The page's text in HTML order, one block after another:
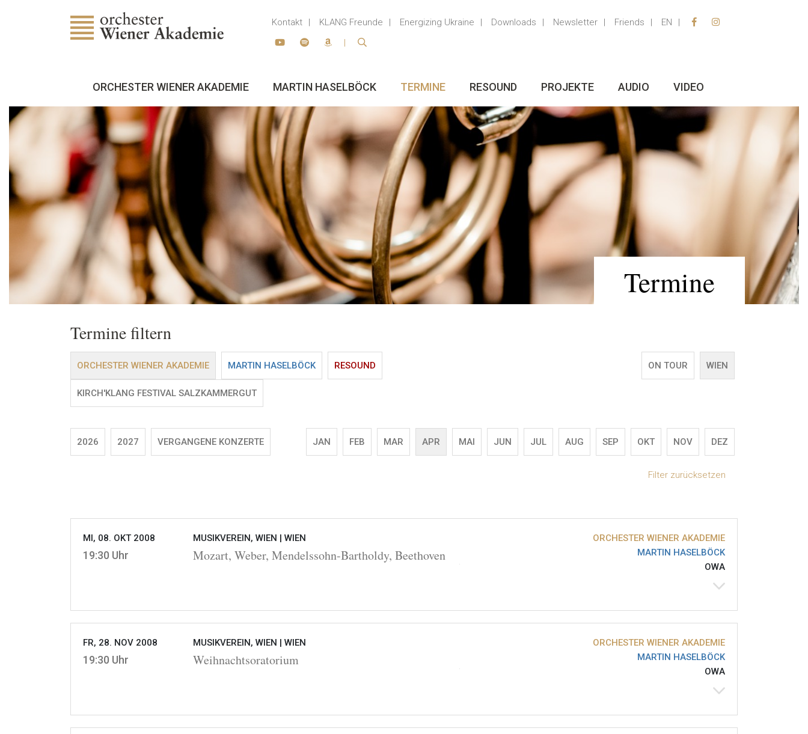
Kontakt KLANG Freunde Energizing Ukraine Downloads Newsletter Friends EN
ORCHESTER WIENER AKADEMIE MARTIN HASELBÖCK TERMINE RESOUND PROJEKTE AUDIO VIDEO
Termine
Termine filtern
ORCHESTER WIENER AKADEMIE MARTIN HASELBÖCK RESOUND
KIRCH'KLANG FESTIVAL SALZKAMMERGUT
ON TOUR WIEN
2026 2027 VERGANGENE KONZERTE JAN FEB MAR APR MAI JUN JUL AUG SEP OKT NOV DEZ
Filter zurücksetzen
MI, 08. OKT 2008
19:30 Uhr
MUSIKVEREIN, WIEN | WIEN
Mozart, Weber, Mendelssohn-Bartholdy, Beethoven
ORCHESTER WIENER AKADEMIE
MARTIN HASELBÖCK
OWA
FR, 28. NOV 2008
19:30 Uhr
MUSIKVEREIN, WIEN | WIEN
Weihnachtsoratorium
ORCHESTER WIENER AKADEMIE
MARTIN HASELBÖCK
OWA